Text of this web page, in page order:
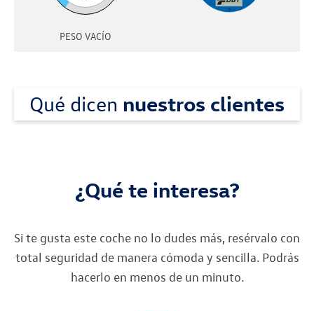
PESO VACÍO
Qué dicen nuestros clientes
¿Qué te interesa?
Si te gusta este coche no lo dudes más, resérvalo con
total seguridad de manera cómoda y sencilla. Podrás
hacerlo en menos de un minuto.